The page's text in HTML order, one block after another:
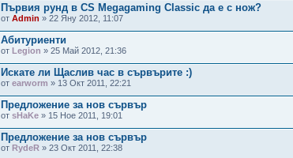
Първия рунд в CS Megagaming Classic да е с нож?
от Admin » 22 Яну 2012, 11:07
Абитуриенти
от Legion » 25 Май 2012, 21:36
Искате ли Щаслив час в сървърите :)
от earworm » 13 Окт 2011, 22:21
Предложение за нов сървър
от sHaKe » 15 Ное 2011, 19:01
Предложение за нов сървър
от RydeR » 23 Окт 2011, 22:38